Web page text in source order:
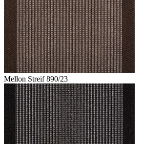
Mellon Streif 890/23